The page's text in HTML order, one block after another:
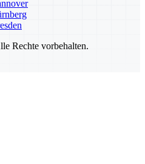
Rechte vorbehalten.